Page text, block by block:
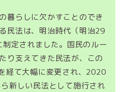
暮らしに欠かすことのでき
民法は、明治時代（明治29
定されました。国民のルー
り支えてきた民法が、この
経て大幅に変更され、2020
新しい民法として施行され